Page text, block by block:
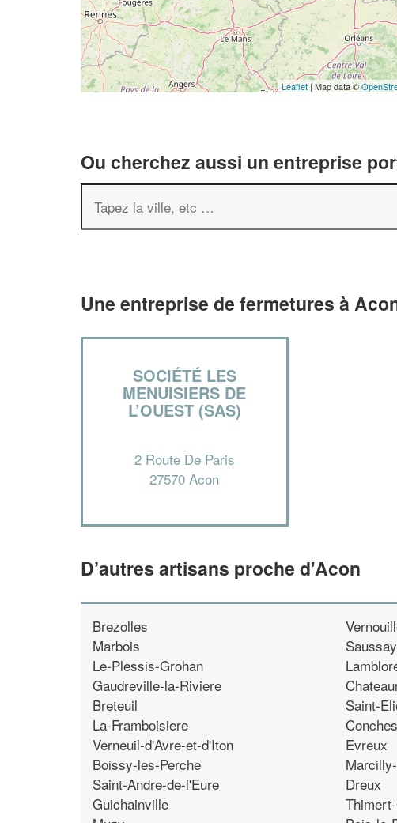
Leaflet | Map data ©
Ou cherchez aussi un entreprise
Une entreprise de fermetures à
SOCIÉTÉ LES
MENUISIERS DE
L’OUEST (SAS)
2 Route De Paris
27570 Acon
D’autres artisans proche d'Acon
Brezolles
Marbois
Le-Plessis-Grohan
Gaudreville-la-Riviere
Breteuil
La-Framboisiere
Verneuil-d'Avre-et-d'Iton
Boissy-les-Perche
Saint-Andre-de-l'Eure
Guichainville
Saussay
Saint-
Evreux
Dreux